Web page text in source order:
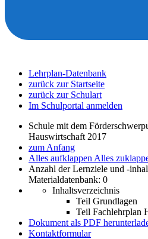
Lehrplan-Datenbank
zurück zur Startseite
zurück zur Schulart
Im Schulportal anmelden
Schule mit dem
Hauswirtschaft 2017
zum Anfang
Alles aufklappen Alles
Anzahl der Lernziele und -
Materialdatenbank: 0
Inhaltsverzeichnis
Teil Grundlagen
Teil Fachlehrplan
Dokument als PDF
Kontaktformular